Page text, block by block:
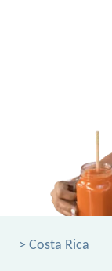
> Costa Rica